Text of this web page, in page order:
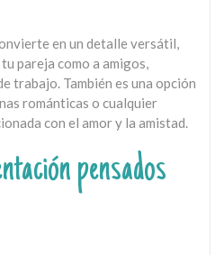
en un detalle versátil,
pareja como a amigos,
trabajo. También es una opción
románticas o cualquier
con el amor y la amistad.
pensados